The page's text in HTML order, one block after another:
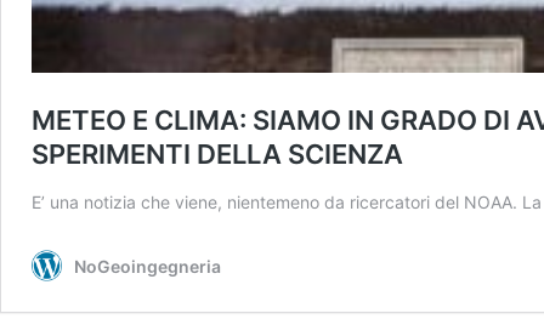
METEO E CLIMA: SIAMO IN GRADO DI
SPERIMENTI DELLA SCIENZA
E’ una notizia che viene, nientemeno da ricercatori del NOAA.
NoGeoingegneria